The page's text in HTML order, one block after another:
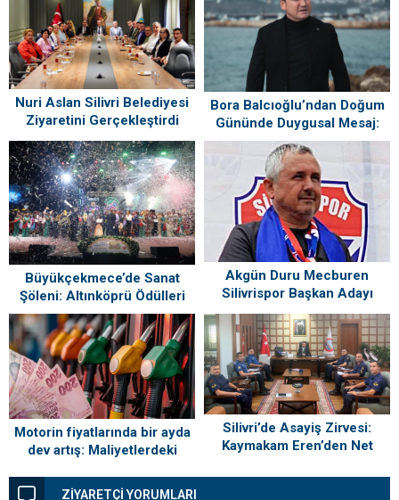
Nuri Aslan Silivri Belediyesi
Ziyaretini Gerçekleştirdi
Bora Balcıoğlu’ndan Doğum
Gününde Duygusal Mesaj:
“Silivri’mi Çok Özlüyorum”
Büyükçekmece’de Sanat
Şöleni: Altınköprü Ödülleri
Sahiplerini Buldu!
Akgün Duru Mecburen
Silivrispor Başkan Adayı
Motorin fiyatlarında bir ayda
dev artış: Maliyetlerdeki
Silivri’de Asayiş Zirvesi:
Kaymakam Eren’den Net
ZİYARETÇİ YORUMLARI